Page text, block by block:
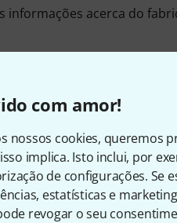
com amor!
nossos cookies, queremos
implica. Isto inclui, por
de configurações. Se
estatísticas e
revogar o seu
informações acerca do
Mais sobre